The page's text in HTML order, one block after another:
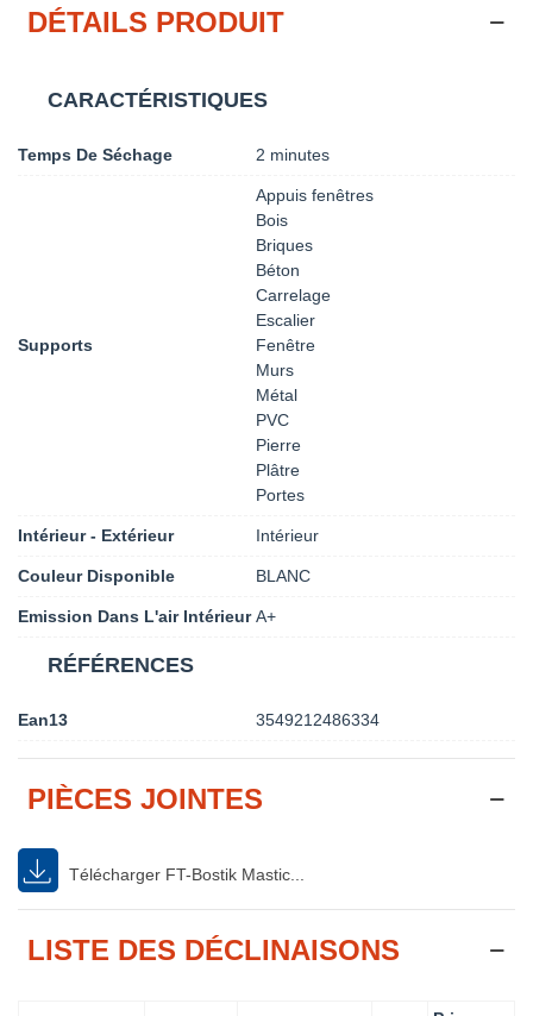
DÉTAILS PRODUIT
CARACTÉRISTIQUES
Temps De Séchage 2 minutes
Supports
Appuis fenêtres
Bois
Briques
Béton
Carrelage
Escalier
Fenêtre
Murs
Métal
PVC
Pierre
Plâtre
Portes
Intérieur - Extérieur Intérieur
Couleur Disponible BLANC
Emission Dans L'air Intérieur A+
RÉFÉRENCES
Ean13 3549212486334
PIÈCES JOINTES
Télécharger FT-Bostik Mastic...
LISTE DES DÉCLINAISONS